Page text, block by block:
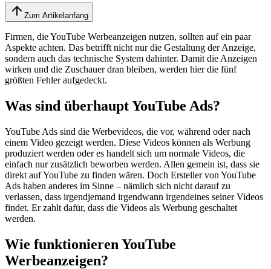
Zum Artikelanfang
Firmen, die YouTube Werbeanzeigen nutzen, sollten auf ein paar
Aspekte achten. Das betrifft nicht nur die Gestaltung der Anzeige,
sondern auch das technische System dahinter. Damit die Anzeigen
wirken und die Zuschauer dran bleiben, werden hier die fünf
größten Fehler aufgedeckt.
Was sind überhaupt YouTube Ads?
YouTube Ads sind die Werbevideos, die vor, während oder nach
einem Video gezeigt werden. Diese Videos können als Werbung
produziert werden oder es handelt sich um normale Videos, die
einfach nur zusätzlich beworben werden. Allen gemein ist, dass sie
direkt auf YouTube zu finden wären. Doch Ersteller von YouTube
Ads haben anderes im Sinne – nämlich sich nicht darauf zu
verlassen, dass irgendjemand irgendwann irgendeines seiner Videos
findet. Er zahlt dafür, dass die Videos als Werbung geschaltet
werden.
Wie funktionieren YouTube
Werbeanzeigen?